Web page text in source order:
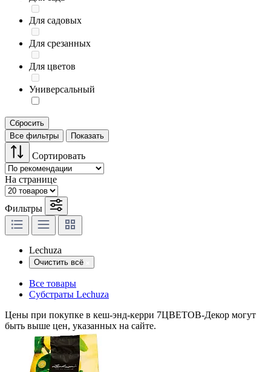
Для садовых
Для срезанных
Для цветов
Универсальный
Сбросить
Все фильтры
Показать
Сортировать
На странице
Фильтры
Lechuza
Очистить всё
Все товары
Субстраты Lechuza
Цены при покупке в кеш-энд-керри 7ЦВЕТОВ-Декор могут
быть выше цен, указанных на сайте.